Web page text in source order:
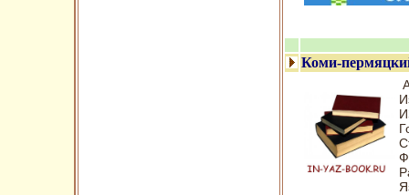
Коми-